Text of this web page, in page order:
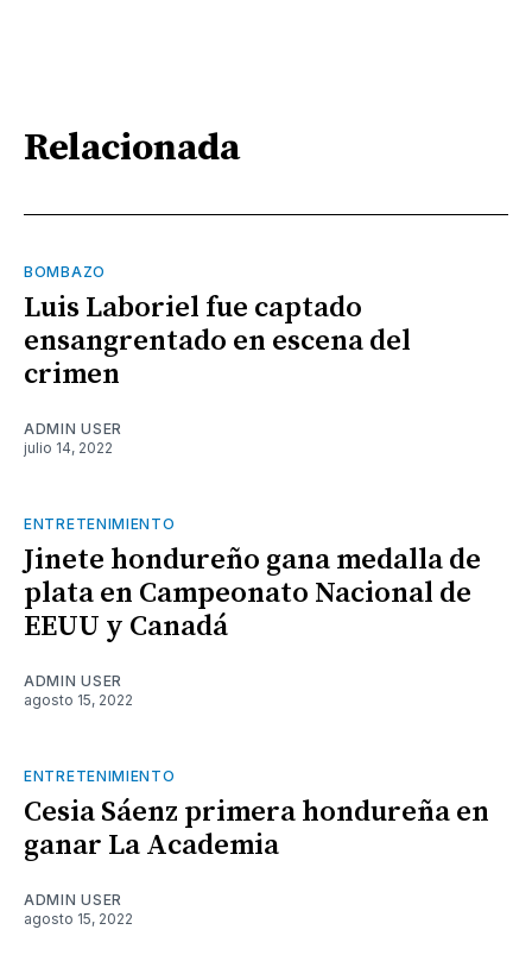
Relacionada
BOMBAZO
Luis Laboriel fue captado
ensangrentado en escena del
crimen
ADMIN USER
julio 14, 2022
ENTRETENIMIENTO
Jinete hondureño gana medalla de
plata en Campeonato Nacional de
EEUU y Canadá
ADMIN USER
agosto 15, 2022
ENTRETENIMIENTO
Cesia Sáenz primera hondureña en
ganar La Academia
ADMIN USER
agosto 15, 2022